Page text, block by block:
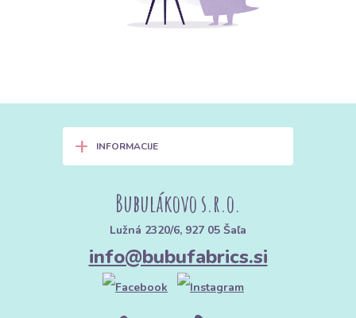
+ INFORMACIJE
Bubulákovo s.r.o.
Lužná 2320/6, 927 05 Šaľa
info@bubufabrics.si